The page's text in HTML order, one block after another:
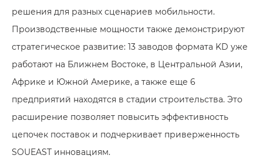
решения для разных сценариев мобильности.
Производственные мощности также демонстрируют
стратегическое развитие: 13 заводов формата KD уже
работают на Ближнем Востоке, в Центральной Азии,
Африке и Южной Америке, а также еще 6
предприятий находятся в стадии строительства. Это
расширение позволяет повысить эффективность
цепочек поставок и подчеркивает приверженность
SOUEAST инновациям.